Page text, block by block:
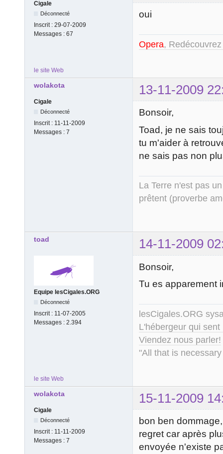
Cigale
Déconnecté
Inscrit : 29-07-2009
Messages : 67
oui
Opera,
le site Web
wolakota 13-11-2009
Cigale
Déconnecté
Inscrit : 11-11-2009
Messages : 7
Bonsoir,
Toad, je ne sais
tu m'aider à
ne sais pas non
La Terre n'est pas
prêtent (proverbe
toad 14-11-2009
Equipe lesCigales.ORG
Déconnecté
Inscrit : 11-07-2005
Messages : 2.394
Bonsoir,
Tu es apparement
lesCigales.ORG
L'hébergeur qui
Viendez nous parler!
"All that is
le site Web
wolakota 15-11-2009
Cigale
Déconnecté
Inscrit : 11-11-2009
Messages : 7
bon ben
regret car après
envoyée n'existe